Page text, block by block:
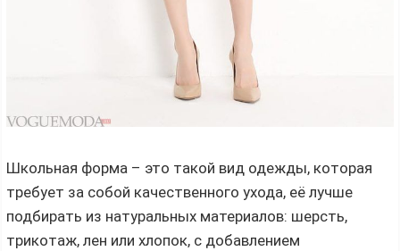
Школьная форма – это такой вид одежды, которая
требует за собой качественного ухода, её лучше
подбирать из натуральных материалов: шерсть,
трикотаж, лен или хлопок, с добавлением